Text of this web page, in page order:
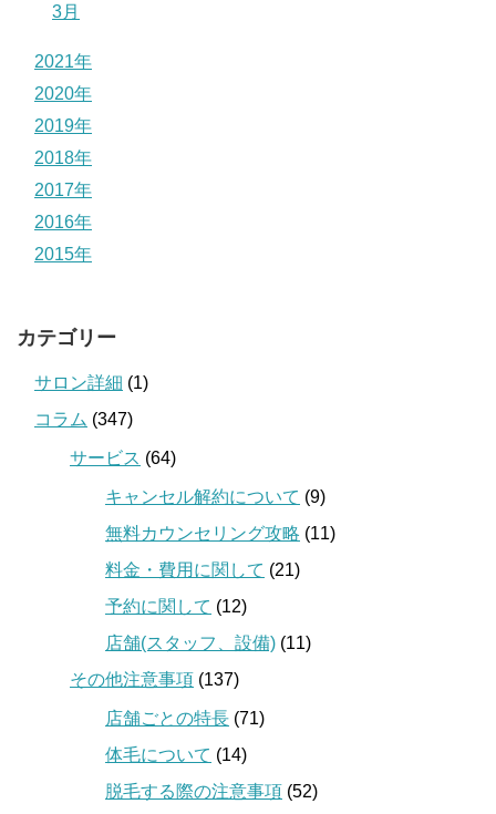
3月
2021年
2020年
2019年
2018年
2017年
2016年
2015年
カテゴリー
サロン詳細 (1)
コラム (347)
サービス (64)
キャンセル解約について (9)
無料カウンセリング攻略 (11)
料金・費用に関して (21)
予約に関して (12)
店舗(スタッフ、設備) (11)
その他注意事項 (137)
店舗ごとの特長 (71)
体毛について (14)
脱毛する際の注意事項 (52)